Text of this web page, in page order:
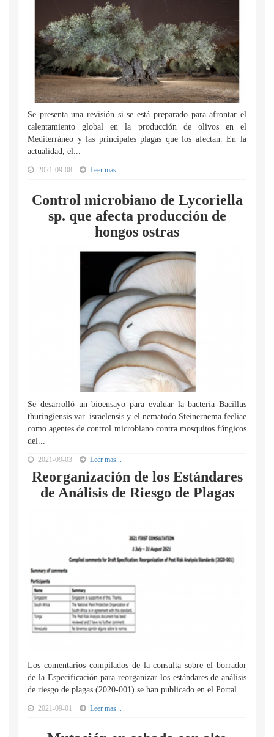
Se presenta una revisión si se está preparado para afrontar el
calentamiento global en la producción de olivos en el
Mediterráneo y las principales plagas que los afectan. En la
actualidad, el...
2021-09-08 Leer mas...
Control microbiano de Lycoriella
sp. que afecta producción de
hongos ostras
Se desarrolló un bioensayo para evaluar la bacteria Bacillus
thuringiensis var. israelensis y el nematodo Steinernema feeliae
como agentes de control microbiano contra mosquitos fúngicos
del...
2021-09-03 Leer mas...
Reorganización de los Estándares
de Análisis de Riesgo de Plagas
Los comentarios compilados de la consulta sobre el borrador
de la Especificación para reorganizar los estándares de análisis
de riesgo de plagas (2020-001) se han publicado en el Portal...
2021-09-01 Leer mas...